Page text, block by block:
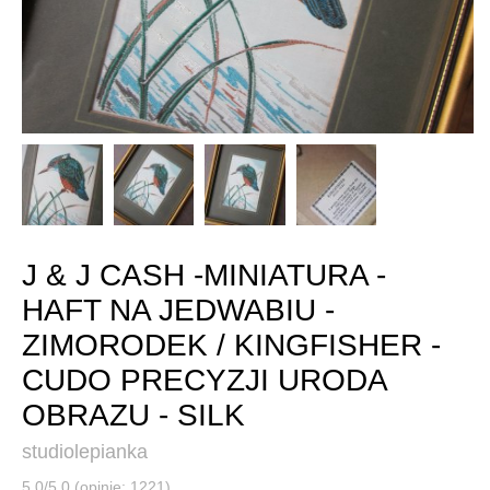
J & J CASH -MINIATURA -
HAFT NA JEDWABIU -
ZIMORODEK / KINGFISHER -
CUDO PRECYZJI URODA
OBRAZU - SILK
studiolepianka